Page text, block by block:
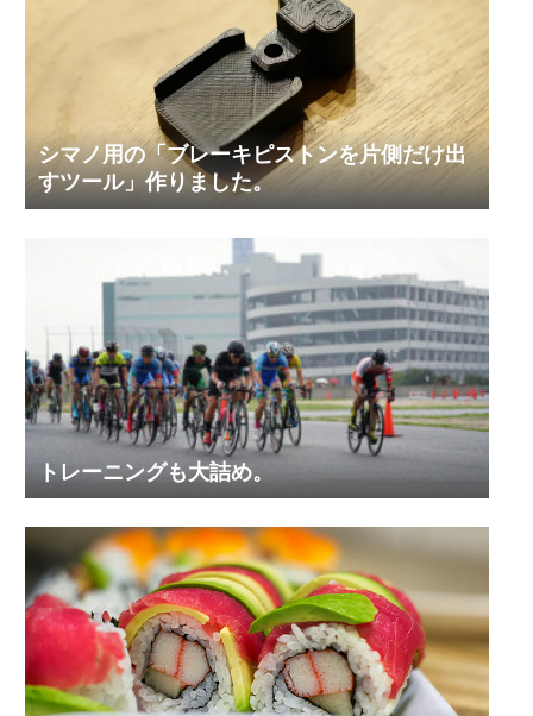
シマノ用の「ブレーキピストンを片側だけ出
すツール」作りました。
トレーニングも大詰め。